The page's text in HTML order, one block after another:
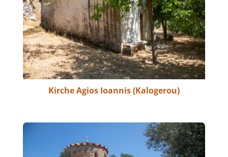
Kirche Agios Ioannis (Kalogerou)